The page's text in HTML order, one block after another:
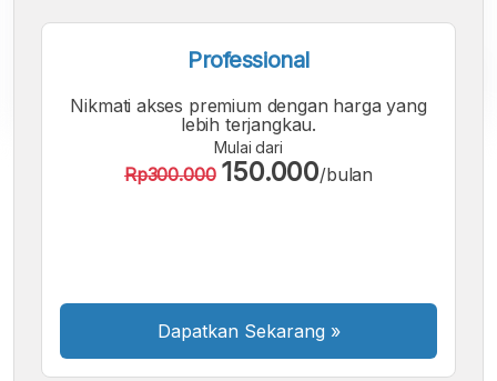
Font
A
Font
A
Font
Professional
Nikmati akses premium dengan harga yang
lebih terjangkau.
Mulai dari
Rp300.000 150.000/bulan
Dapatkan Sekarang »